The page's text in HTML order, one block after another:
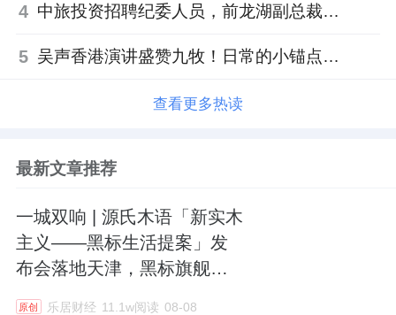
4 中旅投资招聘纪委人员，前龙湖副总裁胡若翔掌舵
5 吴声香港演讲盛赞九牧！日常的小锚点变成科技突破点！
查看更多热读
最新文章推荐
一城双响 | 源氏木语「新实木
主义——黑标生活提案」发
布会落地天津，黑标旗舰店
原创 乐居财经 11.1w阅读 08-08